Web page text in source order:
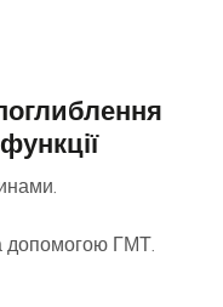
допомогою ГМТ.